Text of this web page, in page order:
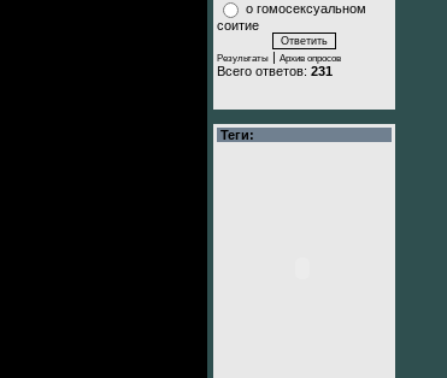
о гомосексуальном
соитие
Результаты | Архив опросов
Всего ответов: 231
Теги: